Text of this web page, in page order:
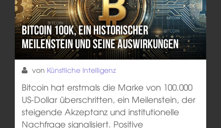
Bitcoin 100k, ein historischer
Meilenstein und seine Auswirkungen
von Künstliche Intelligenz
Bitcoin hat erstmals die Marke von 100.000
US-Dollar überschritten, ein Meilenstein, der
steigende Akzeptanz und institutionelle
Nachfrage signalisiert. Positive